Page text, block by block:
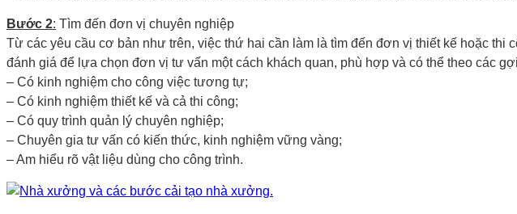
Bước 2: Tìm đến đơn vị chuyên nghiệp
Từ các yêu cầu cơ bản như trên, việc thứ hai cần làm là tìm đến đơn vị thiết kế hoặc
đánh giá để lựa chọn đơn vị tư vấn một cách khách quan, phù hợp và có thể theo các
– Có kinh nghiệm cho công việc tương tự;
– Có kinh nghiệm thiết kế và cả thi công;
– Có quy trình quản lý chuyên nghiệp;
– Chuyên gia tư vấn có kiến thức, kinh nghiệm vững vàng;
– Am hiểu rõ vật liệu dùng cho công trình.